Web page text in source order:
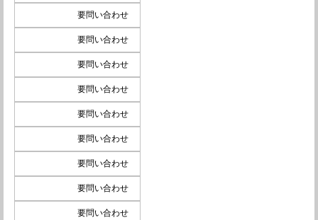
要問い合わせ
要問い合わせ
要問い合わせ
要問い合わせ
要問い合わせ
要問い合わせ
要問い合わせ
要問い合わせ
要問い合わせ